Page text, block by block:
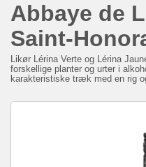
Abbaye de
Saint-
Likør Lérina Verte og Lérina
forskellige planter og urter i
karakteristiske træk med en rig